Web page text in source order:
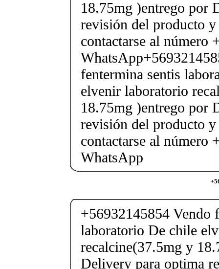
18.75mg )entrego por
revisión del producto
contactarse al número
fentermina sentis
elvenir laboratorio
18.75mg )entrego por
revisión del producto
contactarse al número
WhatsApp
+56932145854 Vendo
laboratorio De chile
recalcine(37.5mg y
Delivery para optima